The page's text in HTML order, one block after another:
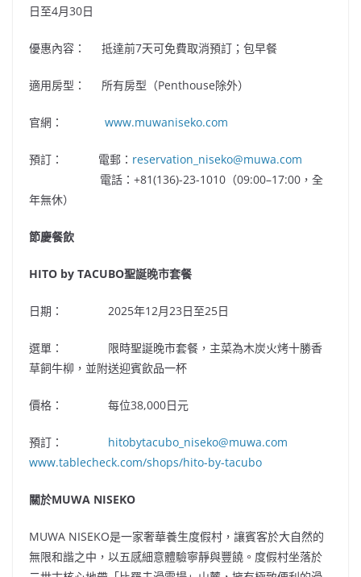
日至4月30日
優惠內容： 抵達前7天可免費取消預訂；包早餐
適用房型： 所有房型（Penthouse除外）
官網： www.muwaniseko.com
預訂： 電郵： reservation_niseko@muwa.com
電話：+81(136)-23-1010（09:00–17:00，全
年無休）
節慶餐飲
HITO by TACUBO聖誕晚市套餐
日期： 2025年12月23日至25日
選單： 限時聖誕晚市套餐，主菜為木炭火烤十勝香
草飼牛柳，並附送迎賓飲品一杯
價格： 每位38,000日元
預訂： hitobytacubo_niseko@muwa.com
www.tablecheck.com/shops/hito-by-tacubo
關於MUWA NISEKO
MUWA NISEKO是一家奢華養生度假村，讓賓客於大自然的
無限和諧之中，以五感細意體驗寧靜與豐饒。度假村坐落於